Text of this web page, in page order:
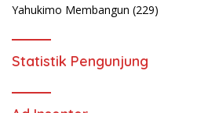
Yahukimo Membangun (229)
Statistik Pengunjung